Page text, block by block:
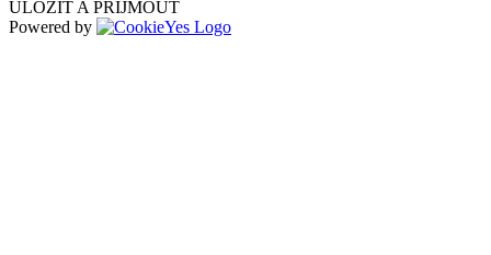
ULOŽIT A PŘIJMOUT
Powered by